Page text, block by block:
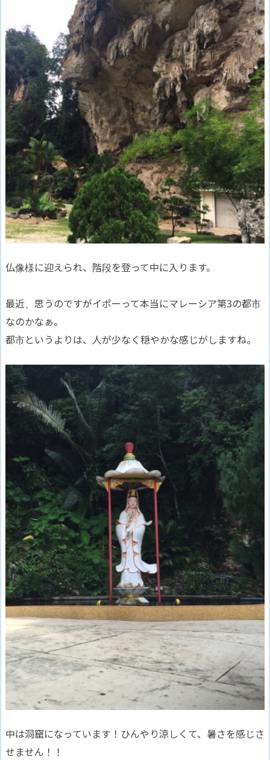
仏像様に迎えられ、階段を登って中に入ります。
最近、思うのですがイポーって本当にマレーシア第3の都市
なのかなぁ。
都市というよりは、人が少なく穏やかな感じがしますね。
中は洞窟になっています！ひんやり涼しくて、暑さを感じさ
せません！！